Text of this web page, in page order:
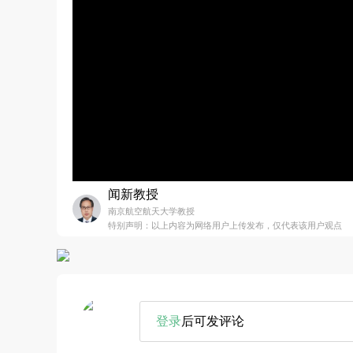
闻新教授
南京航空航天大学教授
特别声明：以上内容为网络用户上传发布，仅代表该用户观点
登录后可发评论